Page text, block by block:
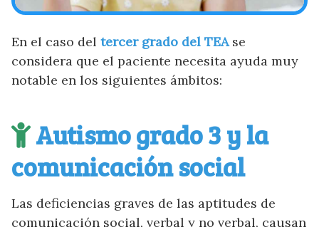
En el caso del tercer grado del TEAse
considera que el paciente necesita ayuda muy
notable en los siguientes ámbitos:
Autismo grado 3 y la
comunicación social
Las deficiencias graves de las aptitudes de
comunicación social, verbal y no verbal, causan